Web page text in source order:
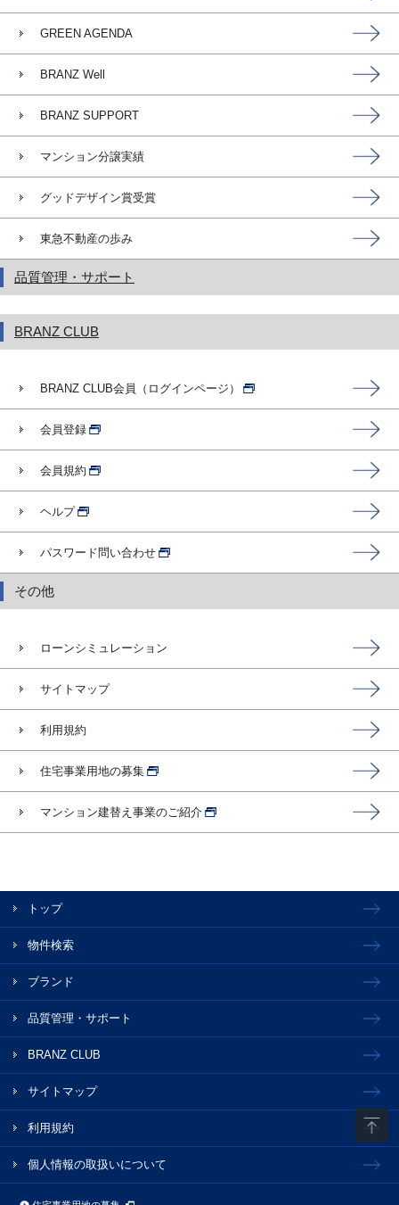
GREEN AGENDA
BRANZ Well
BRANZ SUPPORT
マンション分譲実績
グッドデザイン賞受賞
東急不動産の歩み
品質管理・サポート
BRANZ CLUB
BRANZ CLUB会員（ログインページ）
会員登録
会員規約
ヘルプ
パスワード問い合わせ
その他
ローンシミュレーション
サイトマップ
利用規約
住宅事業用地の募集
マンション建替え事業のご紹介
トップ
物件検索
ブランド
品質管理・サポート
BRANZ CLUB
サイトマップ
利用規約
個人情報の取扱いについて